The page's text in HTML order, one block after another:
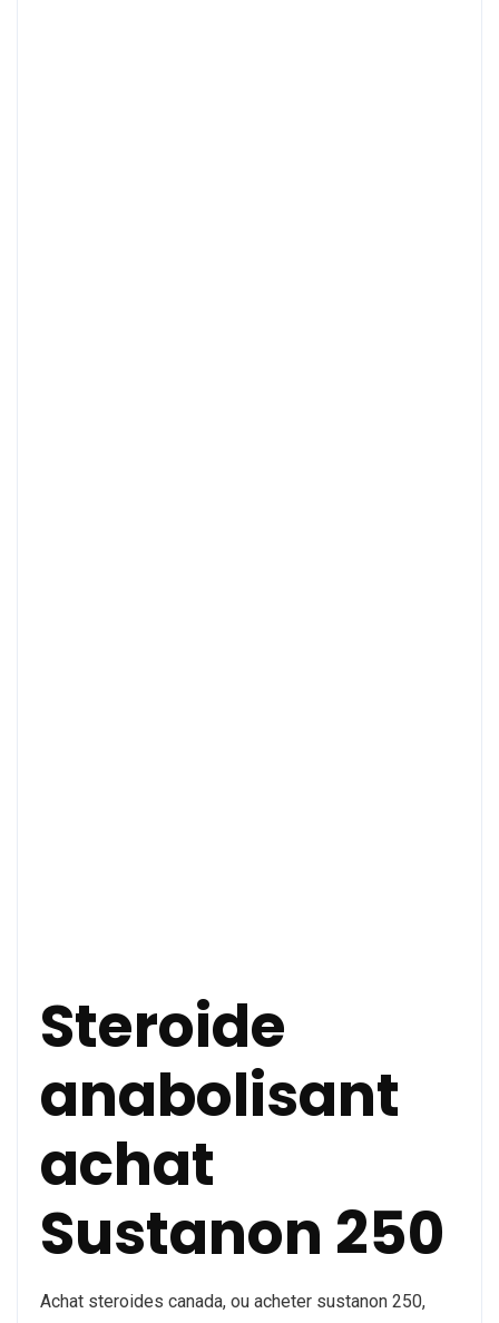
Steroide
anabolisant
achat
Sustanon 250
Achat steroides canada, ou acheter sustanon 250,